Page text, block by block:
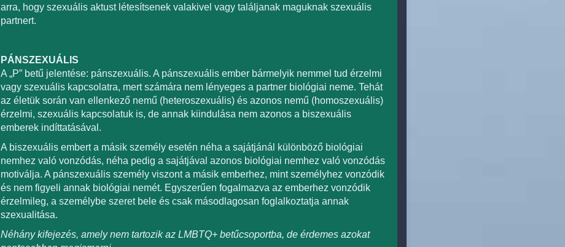
arra, hogy szexuális aktust létesítsenek valakivel vagy találjanak maguknak szexuális
partnert.
PÁNSZEXUÁLIS
A „P” betű jelentése: pánszexuális. A pánszexuális ember bármelyik nemmel tud érzelmi
vagy szexuális kapcsolatra, mert számára nem lényeges a partner biológiai neme. Tehát
az életük során van ellenkező nemű (heteroszexuális) és azonos nemű (homoszexuális)
érzelmi, szexuális kapcsolatuk is, de annak kiindulása nem azonos a biszexuális
emberek indíttatásával.
A biszexuális embert a másik személy esetén néha a sajátjánál különböző biológiai
nemhez való vonzódás, néha pedig a sajátjával azonos biológiai nemhez való vonzódás
motiválja. A pánszexuális személy viszont a másik emberhez, mint személyhez vonzódik
és nem figyeli annak biológiai nemét. Egyszerűen fogalmazva az emberhez vonzódik
érzelmileg, a személybe szeret bele és csak másodlagosan foglalkoztatja annak
szexualitása.
Néhány kifejezés, amely nem tartozik az LMBTQ+ betűcsoportba, de érdemes azokat